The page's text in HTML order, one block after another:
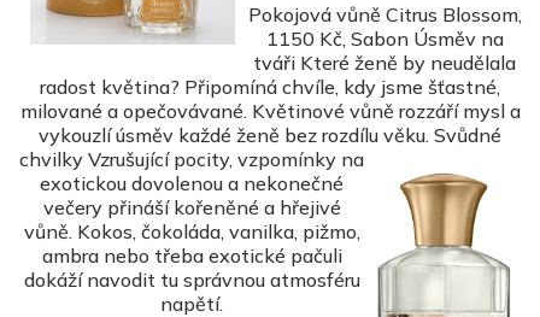
Pokojová vůně Citrus Blossom,
1150 Kč, Sabon Úsměv na
tváři Které ženě by neudělala
radost květina? Připomíná chvíle, kdy jsme šťastné,
milované a opečovávané. Květinové vůně rozzáří mysl a
vykouzlí úsměv každé ženě bez rozdílu věku. Svůdné
chvilky Vzrušující pocity, vzpomínky na
exotickou dovolenou a nekonečné
večery přináší kořeněné a hřejivé
vůně. Kokos, čokoláda, vanilka, pižmo,
ambra nebo třeba exotické pačuli
dokáží navodit tu správnou atmosféru
napětí.